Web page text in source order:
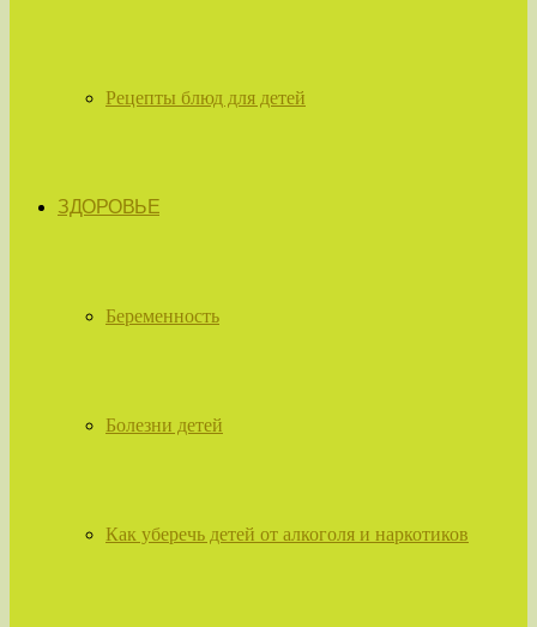
Рецепты блюд для детей
ЗДОРОВЬЕ
Беременность
Болезни детей
Как уберечь детей от алкоголя и наркотиков